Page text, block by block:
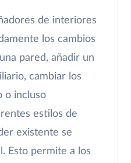
de interiores
los cambios
pared, añadir un
cambiar los
o incluso
estilos de
existente se
Esto permite a los